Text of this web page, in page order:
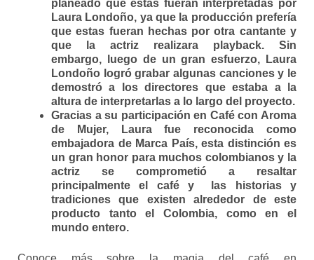
planeado que estas fueran interpretadas por
Laura Londoño, ya que la producción prefería
que estas fueran hechas por otra cantante y
que la actriz realizara playback. Sin
embargo,
luego de un gran esfuerzo, Laura
Londoño logró grabar algunas canciones y le
demostró a los directores que estaba a la
altura de interpretarlas a lo largo del proyecto.
Gracias a su participación en Café con Aroma
de Mujer,
Laura fue reconocida como
embajadora de Marca País, esta distinción es
un gran honor para muchos colombianos y la
actriz se comprometió a resaltar
principalmente el café y las historias y
tradiciones que existen alrededor de este
producto tanto el Colombia, como en el
mundo entero.